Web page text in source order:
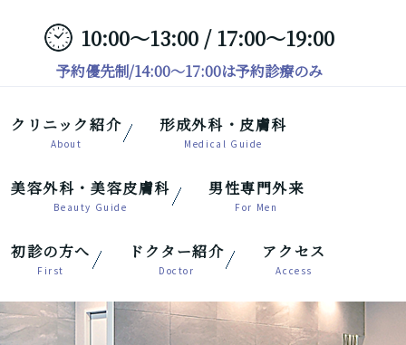
10:00～13:00 / 17:00～19:00
予約優先制/14:00～17:00は予約診療のみ
クリニック紹介 形成外科・皮膚科
美容外科・美容皮膚科 男性専門外来
初診の方へ ドクター紹介 アクセス